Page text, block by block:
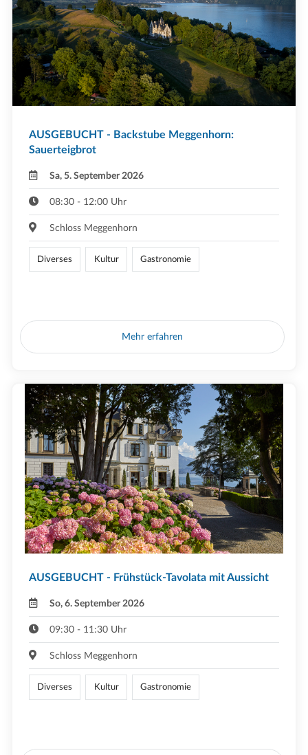
AUSGEBUCHT - Backstube Meggenhorn:
Sauerteigbrot
Sa, 5. September 2026
08:30 - 12:00 Uhr
Schloss Meggenhorn
Diverses Kultur Gastronomie
Mehr erfahren
AUSGEBUCHT - Frühstück-Tavolata mit Aussicht
So, 6. September 2026
09:30 - 11:30 Uhr
Schloss Meggenhorn
Diverses Kultur Gastronomie